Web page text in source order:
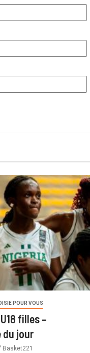
POUR VOUS
filles –
du jour
Basket221